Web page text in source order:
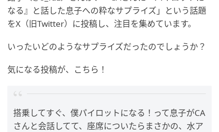
なる』と話した息子への粋なサプライズ」という話題
をX（旧Twitter）に投稿し、注目を集めています。
いったいどのようなサプライズだったのでしょうか？
気になる投稿が、こちら！
搭乗してすぐ、僕パイロットになる！って息子がCA
さんと会話してて、座席についたらまさかの、水ア